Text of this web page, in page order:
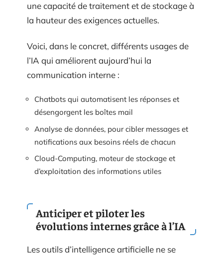
une capacité de traitement et de stockage à
la hauteur des exigences actuelles.
Voici, dans le concret, différents usages de
l’IA qui améliorent aujourd’hui la
communication interne :
Chatbots qui automatisent les réponses et
désengorgent les boîtes mail
Analyse de données, pour cibler messages et
notifications aux besoins réels de chacun
Cloud-Computing, moteur de stockage et
d’exploitation des informations utiles
Anticiper et piloter les
évolutions internes grâce à l’IA
Les outils d’intelligence artificielle ne se